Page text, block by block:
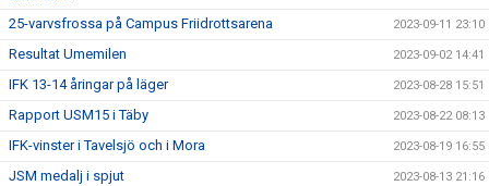
25-varvsfrossa på Campus Friidrottsarena 2023-09-11 23:10
Resultat Umemilen 2023-09-02 14:41
IFK 13-14 åringar på läger 2023-08-28 15:51
Rapport USM15 i Täby 2023-08-22 08:13
IFK-vinster i Tavelsjö och i Mora 2023-08-19 16:55
JSM medalj i spjut 2023-08-13 21:16